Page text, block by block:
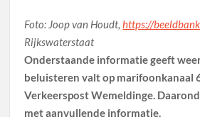
Foto: Joop van Houdt, https://
Rijkswaterstaat
Onderstaande informatie geeft
beluisteren valt op marifoonkanaal
Verkeerspost Wemeldinge.
met aanvullende informatie.